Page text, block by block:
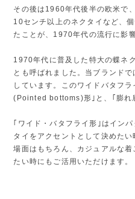
その後は1960年代後半の欧米で
10センチ以上のネクタイなど、
たことが、1970年代の流行に影
1970年代に普及した特大の蝶ネ
とも呼ばれました。当ブランド
しています。このワイドバタフ
(Pointed bottoms)形｣と、｢膨れ
｢ワイド・バタフライ形｣はイン
タイをアクセントとして決めた
場面はもちろん、カジュアルな
たい時にもご活用いただけます。